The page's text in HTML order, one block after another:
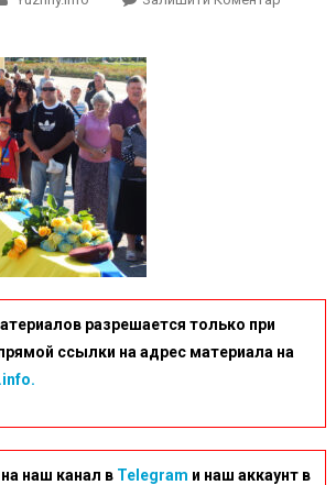
разрешается только при
ссылки на адрес материала на
наш канал в Telegram и наш аккаунт в